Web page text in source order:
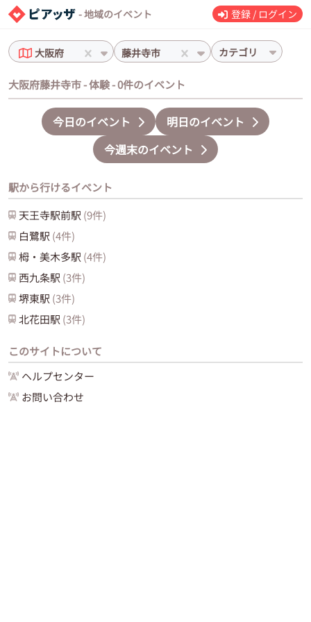
- 地域のイベント 登録 / ログイン
大阪府 藤井寺市 カテゴリ
大阪府藤井寺市 - 体験 - 0件のイベント
今日のイベント
明日のイベント
今週末のイベント
駅から行けるイベント
天王寺駅前駅 (9件)
白鷺駅 (4件)
栂・美木多駅 (4件)
西九条駅 (3件)
堺東駅 (3件)
北花田駅 (3件)
このサイトについて
ヘルプセンター
お問い合わせ